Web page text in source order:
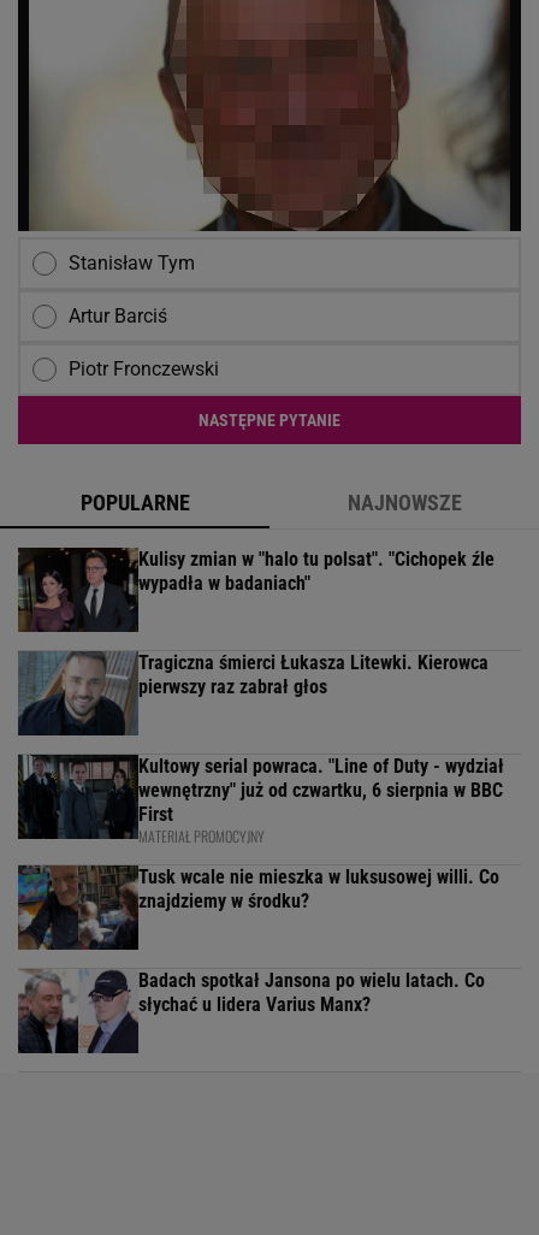
Stanisław Tym
Artur Barciś
Piotr Fronczewski
NASTĘPNE PYTANIE
POPULARNE NAJNOWSZE
Kulisy zmian w "halo tu polsat". "Cichopek źle
wypadła w badaniach"
Tragiczna śmierci Łukasza Litewki. Kierowca
pierwszy raz zabrał głos
Kultowy serial powraca. "Line of Duty - wydział
wewnętrzny" już od czwartku, 6 sierpnia w BBC
First
MATERIAŁ PROMOCYJNY
Tusk wcale nie mieszka w luksusowej willi. Co
znajdziemy w środku?
Badach spotkał Jansona po wielu latach. Co
słychać u lidera Varius Manx?